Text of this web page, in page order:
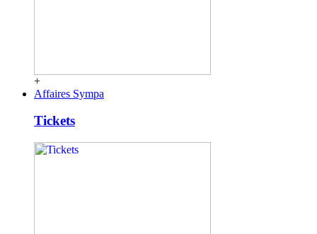
+
Affaires Sympa
Tickets